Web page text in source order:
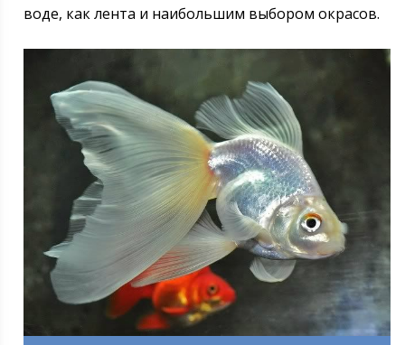
воде, как лента и наибольшим выбором окрасов.